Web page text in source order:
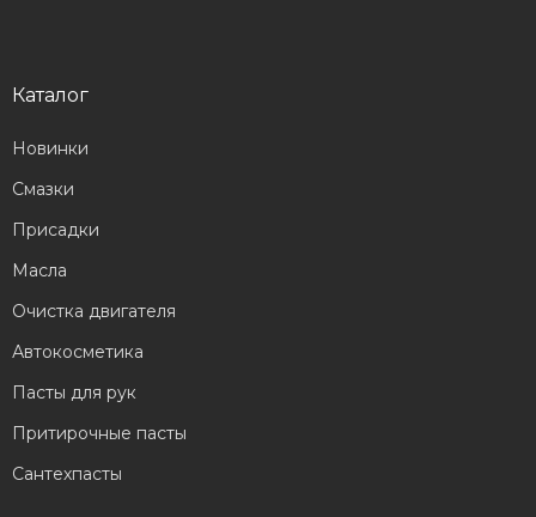
Каталог
Новинки
Смазки
Присадки
Масла
Очистка двигателя
Автокосметика
Пасты для рук
Притирочные пасты
Сантехпасты